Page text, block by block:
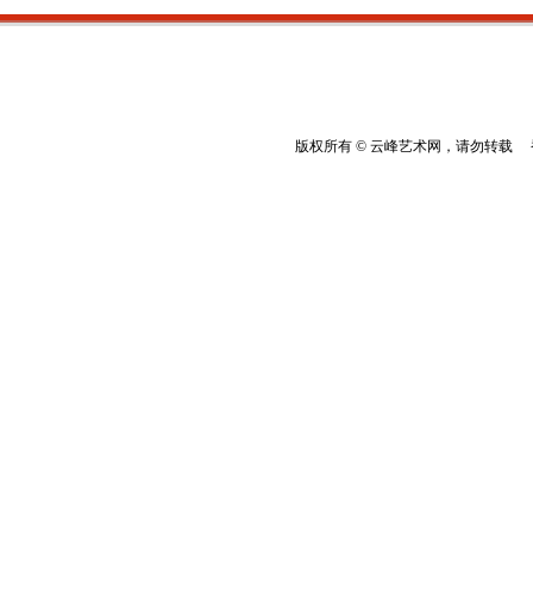
版权所有 © 云峰艺术网，请勿转载